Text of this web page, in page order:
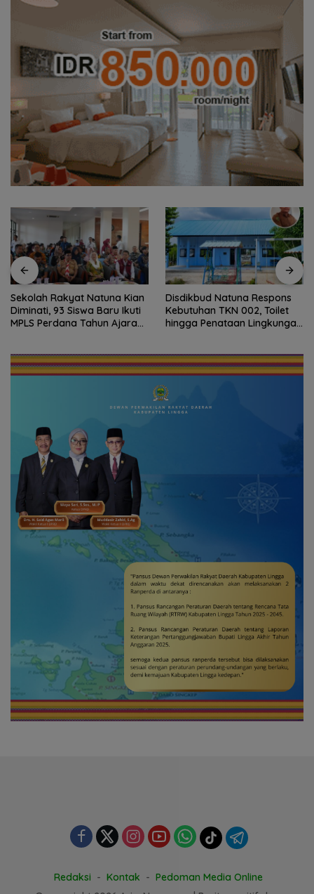
Sekolah Rakyat Natuna Kian
Diminati, 93 Siswa Baru Ikuti
MPLS Perdana Tahun Ajaran
Disdikbud Natuna Respons
Kebutuhan TKN 002, Toilet
hingga Penataan Lingkungan
Redaksi Kontak
Pedoman Media Online